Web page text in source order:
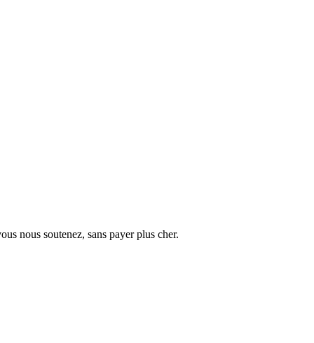
nous soutenez, sans payer plus cher.